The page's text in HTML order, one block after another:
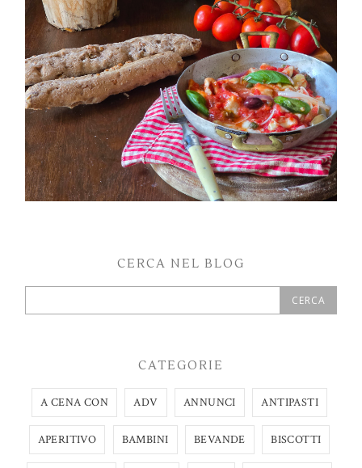
CERCA NEL BLOG
CATEGORIE
A CENA CON ADV ANNUNCI ANTIPASTI
APERITIVO BAMBINI BEVANDE BISCOTTI